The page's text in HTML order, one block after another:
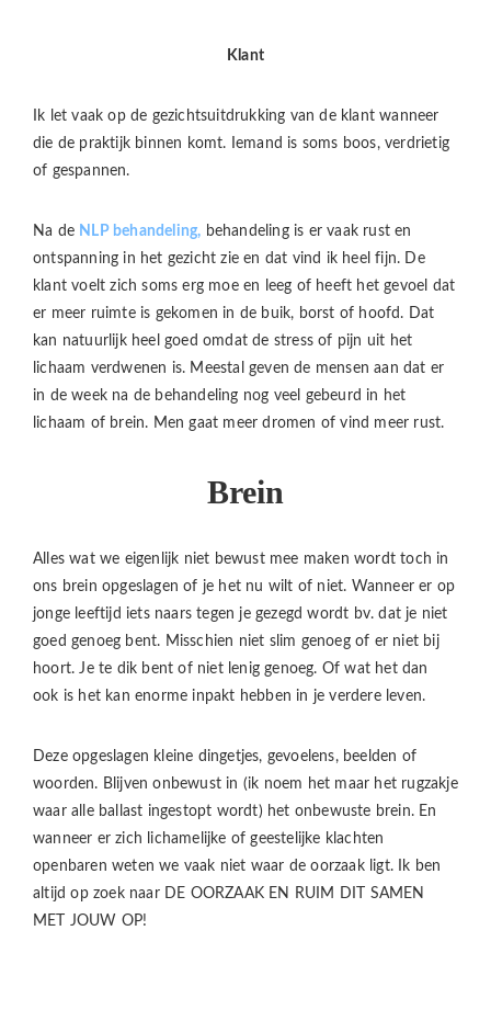
Klant
Ik let vaak op de gezichtsuitdrukking van de klant wanneer
die de praktijk binnen komt. Iemand is soms boos, verdrietig
of gespannen.
Na de NLP behandeling, behandeling is er vaak rust en
ontspanning in het gezicht zie en dat vind ik heel fijn. De
klant voelt zich soms erg moe en leeg of heeft het gevoel dat
er meer ruimte is gekomen in de buik, borst of hoofd. Dat
kan natuurlijk heel goed omdat de stress of pijn uit het
lichaam verdwenen is. Meestal geven de mensen aan dat er
in de week na de behandeling nog veel gebeurd in het
lichaam of brein. Men gaat meer dromen of vind meer rust.
Brein
Alles wat we eigenlijk niet bewust mee maken wordt toch in
ons brein opgeslagen of je het nu wilt of niet. Wanneer er op
jonge leeftijd iets naars tegen je gezegd wordt bv. dat je niet
goed genoeg bent. Misschien niet slim genoeg of er niet bij
hoort. Je te dik bent of niet lenig genoeg. Of wat het dan
ook is het kan enorme inpakt hebben in je verdere leven.
Deze opgeslagen kleine dingetjes, gevoelens, beelden of
woorden. Blijven onbewust in (ik noem het maar het rugzakje
waar alle ballast ingestopt wordt) het onbewuste brein. En
wanneer er zich lichamelijke of geestelijke klachten
openbaren weten we vaak niet waar de oorzaak ligt. Ik ben
altijd op zoek naar DE OORZAAK EN RUIM DIT SAMEN
MET JOUW OP!